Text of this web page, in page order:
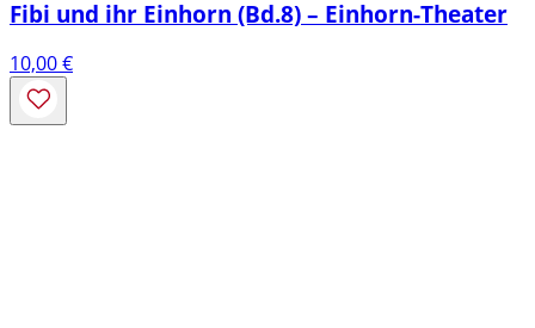
Fibi und ihr Einhorn (Bd.8) – Einhorn-Theater
10,00€